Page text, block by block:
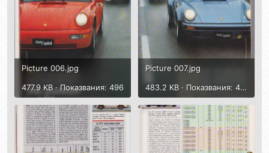
Picture 006.jpg
477.9 KB · Показвания: 496
Picture 007.jpg
483.2 KB · Показвания: 475